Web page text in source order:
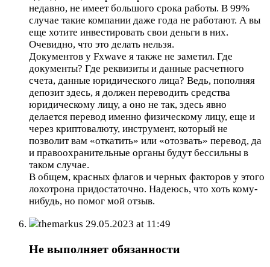
недавно, не имеет большого срока работы. В 99%
случае такие компании даже года не работают. А вы
еще хотите инвестировать свои деньги в них.
Очевидно, что это делать нельзя.
Документов у Fxwave я также не заметил. Где
документы? Где реквизиты и данные расчетного
счета, данные юридического лица? Ведь, пополняя
депозит здесь, я должен переводить средства
юридическому лицу, а оно не так, здесь явно
делается перевод именно физическому лицу, еще и
через криптовалюту, инструмент, который не
позволит вам «откатить» или «отозвать» перевод, да
и правоохранительные органы будут бессильны в
таком случае.
В общем, красных флагов и черных факторов у этого
лохотрона придостаточно. Надеюсь, что хоть кому-
нибудь, но помог мой отзыв.
themarkus 29.05.2023 at 11:49
Не выполняет обязанности